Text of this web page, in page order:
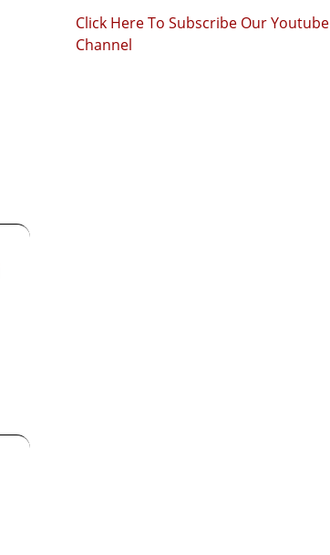
Click Here To Subscribe Our Youtube
Channel